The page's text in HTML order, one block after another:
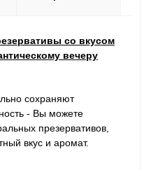
со вкусом
вечеру
сохраняют
- Вы можете
презервативов,
вкус и аромат.